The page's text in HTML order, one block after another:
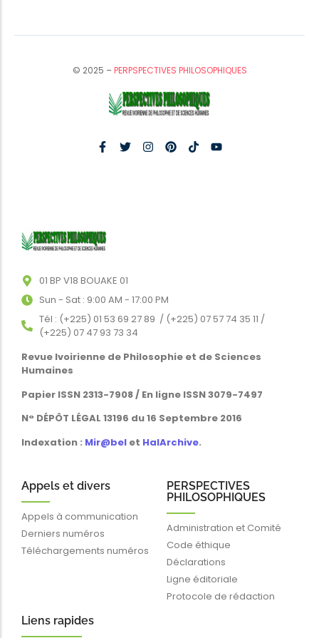
© 2025 –PERPSPECTIVES PHILOSOPHIQUES
01 BP V18 BOUAKE 01
Sun - Sat : 9:00 AM - 17:00 PM
Tél : (+225) 01 53 69 27 89 / (+225) 07 57 74 35 11 /
(+225) 07 47 93 73 34
Revue Ivoirienne de Philosophie et de Sciences
Humaines
Papier ISSN 2313-7908 / En ligne ISSN 3079-7497
N° DÉPÔT LÉGAL 13196 du 16 Septembre 2016
Indexation : Mir@bel et HalArchive.
Appels et divers
Appels à communication
Derniers numéros
Téléchargements numéros
PERSPECTIVES
PHILOSOPHIQUES
Administration et Comité
Code éthique
Déclarations
Ligne éditoriale
Protocole de rédaction
Liens rapides